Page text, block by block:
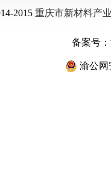
2015重庆市新材料产
备案号：
渝公网